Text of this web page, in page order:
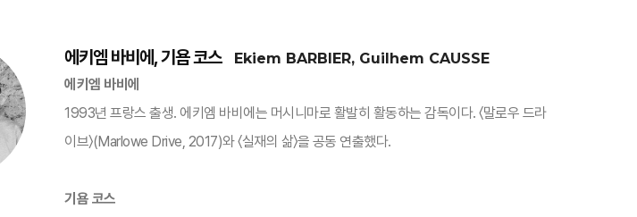
에키엠 바비에, 기욤 코스
Ekiem BARBIER, Guilhem CAUSSE
에키엠 바비에
1993년 프랑스 출생. 에키엠 바비에는 머시니마로 활발히 활동하는 감독이다. 〈말로우 드라
이브〉(Marlowe Drive, 2017)와 〈실재의 삶〉을 공동 연출했다.
기욤 코스